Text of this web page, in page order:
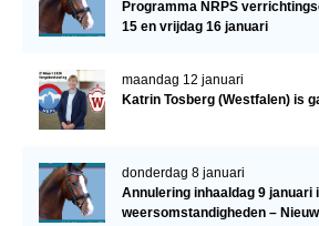
Programma NRPS
15 en vrijdag 16 januari
maandag 12 januari
Katrin Tosberg (Westfalen) is
donderdag 8 januari
Annulering inhaaldag 9 januari
weersomstandigheden –